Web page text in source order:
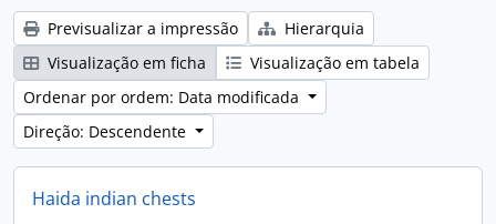
Previsualizar a impressão
Hierarquia
Visualização em ficha
Visualização em tabela
Ordenar por ordem: Data modificada
Direção: Descendente
Haida indian chests